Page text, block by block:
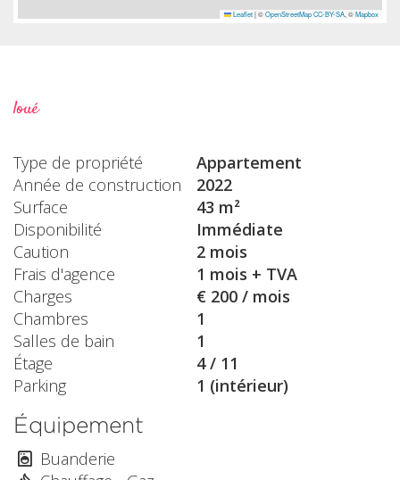
Leaflet |©OpenStreetMap CC-BY-SA, ©Mapbox
loué
Type de propriété
Appartement
Année de construction
2022
Surface
43 m²
Disponibilité
Immédiate
Caution
2 mois
Frais d'agence
1 mois + TVA
Charges
€ 200 / mois
Chambres
1
Salles de bain
1
Étage
4 / 11
Parking
1 (intérieur)
Équipement
Buanderie